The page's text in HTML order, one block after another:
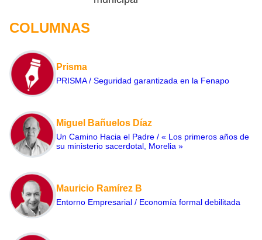
COLUMNAS
Prisma
PRISMA / Seguridad garantizada en la Fenapo
Miguel Bañuelos Díaz
Un Camino Hacia el Padre / « Los primeros años de
su ministerio sacerdotal, Morelia »
Mauricio Ramírez B
Entorno Empresarial / Economía formal debilitada